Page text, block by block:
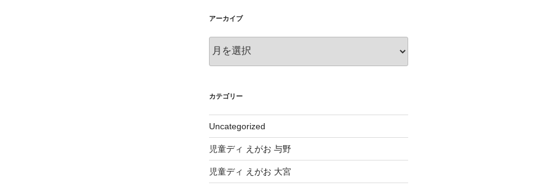
アーカイブ
ー
ブ
カテゴリー
Uncategorized
児童ディ えがお 与野
児童ディ えがお 大宮